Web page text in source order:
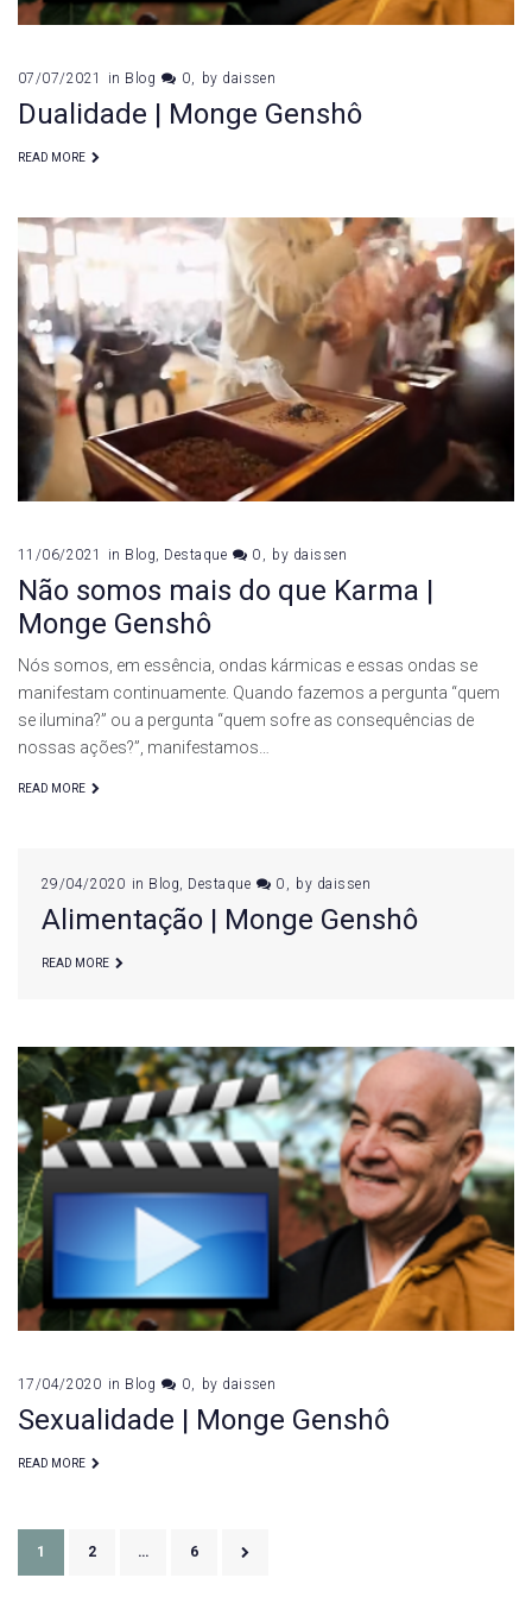
07/07/2021 in Blog 0 by daissen
Dualidade | Monge Genshô
READ MORE
11/06/2021 in Blog, Destaque 0 by daissen
Não somos mais do que Karma |
Monge Genshô
Nós somos, em essência, ondas kármicas e essas ondas se
manifestam continuamente. Quando fazemos a pergunta “quem
se ilumina?” ou a pergunta “quem sofre as consequências de
nossas ações?”, manifestamos…
READ MORE
29/04/2020 in Blog, Destaque 0 by daissen
Alimentação | Monge Genshô
READ MORE
17/04/2020 in Blog 0 by daissen
Sexualidade | Monge Genshô
READ MORE
Paginação
de
1 2 … 6